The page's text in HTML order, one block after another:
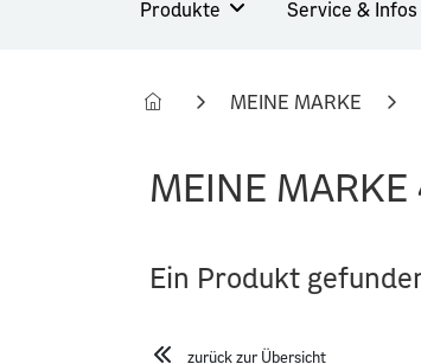
Produkte Service & Infos
MEINE MARKE
MEINE MARKE
Ein Produkt
zurück zur Übersicht